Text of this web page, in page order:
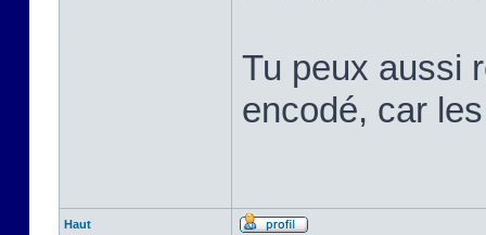
Tu peux aussi
encodé, car
Haut